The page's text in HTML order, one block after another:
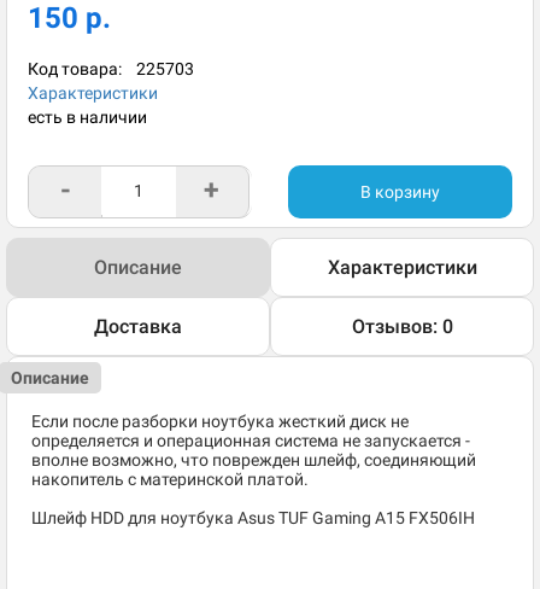
150 р.
Код товара: 225703
Характеристики
есть в наличии
- + В корзину
Описание Характеристики
Доставка Отзывов: 0
Описание
Если после разборки ноутбука жесткий диск не
определяется и операционная система не запускается -
вполне возможно, что поврежден шлейф, соединяющий
накопитель с материнской платой.
Шлейф HDD для ноутбука Asus TUF Gaming A15 FX506IH